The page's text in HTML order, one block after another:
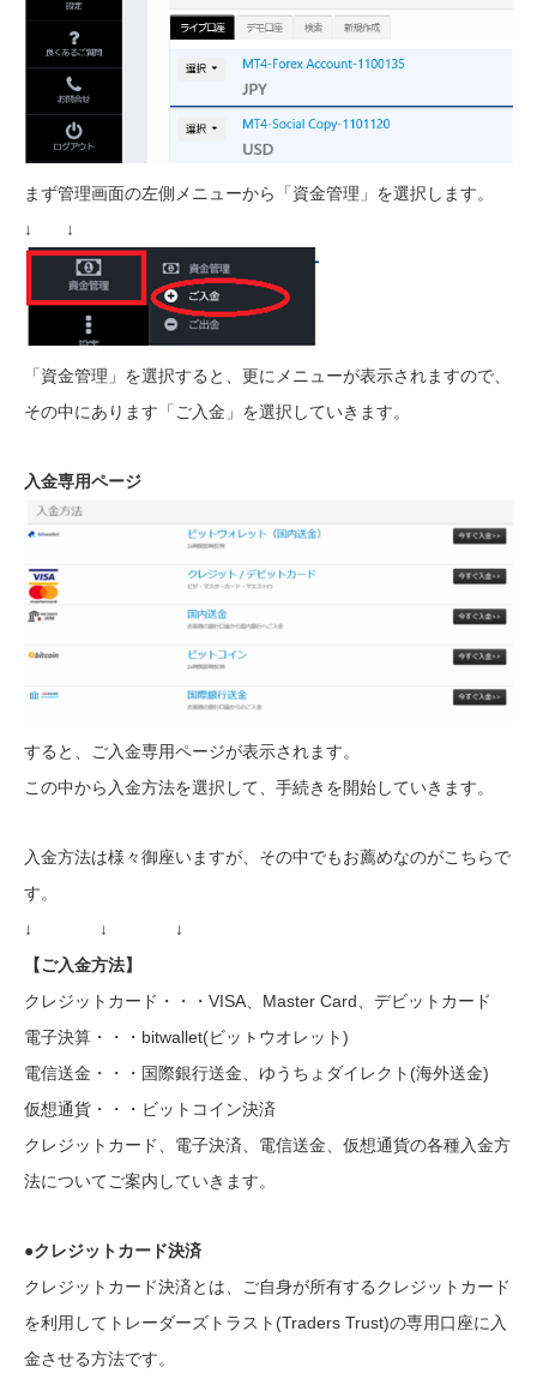
まず管理画面の左側メニューから「資金管理」を選択します。
↓ ↓
「資金管理」を選択すると、更にメニューが表示されますので、
その中にあります「ご入金」を選択していきます。
入金専用ページ
すると、ご入金専用ページが表示されます。
この中から入金方法を選択して、手続きを開始していきます。
入金方法は様々御座いますが、その中でもお薦めなのがこちらで
す。
↓ ↓ ↓
【ご入金方法】
クレジットカード・・・VISA、Master Card、デビットカード
電子決算・・・bitwallet(ビッㇳウオレット)
電信送金・・・国際銀行送金、ゆうちょダイレクト(海外送金)
仮想通貨・・・ビットコイン決済
クレジットカード、電子決済、電信送金、仮想通貨の各種入金方
法についてご案内していきます。
●クレジットカード決済
クレジットカード決済とは、ご自身が所有するクレジットカード
を利用してトレーダーズトラスト(Traders Trust)の専用口座に入
金させる方法です。